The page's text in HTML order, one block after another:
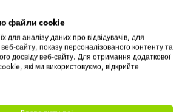
шерсть, при цьому не пошкоджує
дряпає шкіру.
з інструкцією.
файли cookie
для аналізу даних про відвідувачів, для
сайту, показу персоналізованого контенту та
досвіду веб-сайту. Для отримання додаткової
які ми використовуємо, відкрийте